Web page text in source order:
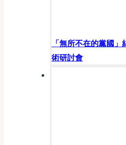
「無所不在的黨國
術研討會